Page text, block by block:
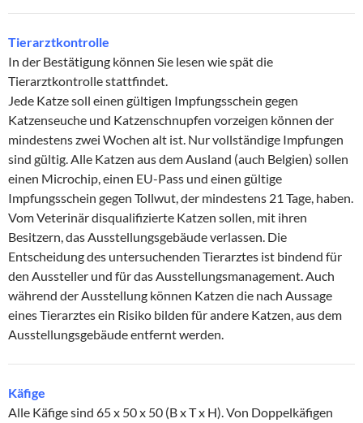
Tierarztkontrolle
In der Bestätigung können Sie lesen wie spät die
Tierarztkontrolle stattfindet.
Jede Katze soll einen gültigen Impfungsschein gegen
Katzenseuche und Katzenschnupfen vorzeigen können der
mindestens zwei Wochen alt ist. Nur vollständige Impfungen
sind gültig. Alle Katzen aus dem Ausland (auch Belgien) sollen
einen Microchip, einen EU-Pass und einen gültige
Impfungsschein gegen Tollwut, der mindestens 21 Tage, haben.
Vom Veterinär disqualifizierte Katzen sollen, mit ihren
Besitzern, das Ausstellungsgebäude verlassen. Die
Entscheidung des untersuchenden Tierarztes ist bindend für
den Aussteller und für das Ausstellungsmanagement. Auch
während der Ausstellung können Katzen die nach Aussage
eines Tierarztes ein Risiko bilden für andere Katzen, aus dem
Ausstellungsgebäude entfernt werden.
Käfige
Alle Käfige sind 65 x 50 x 50 (B x T x H). Von Doppelkäfigen